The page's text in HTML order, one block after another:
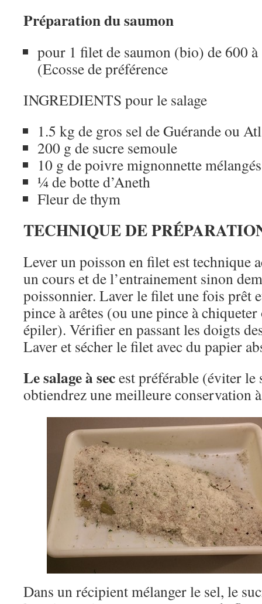
Préparation du saumon
pour 1 filet de saumon (bio) de 600
(Ecosse de préférence
INGREDIENTS pour le salage
1.5 kg de gros sel de Guérande ou
200 g de sucre semoule
10 g de poivre mignonnette mélangés
¼ de botte d’Aneth
Fleur de thym
TECHNIQUE DE
Lever un poisson en filet est technique
un cours et de l’entrainement sinon
poissonnier. Laver le filet une fois prêt
pince à arêtes (ou une pince à
épiler). Vérifier en passant les doigts
Laver et sécher le filet avec du papier
Le salage à secest préférable (éviter le
obtiendrez une meilleure conservation
Dans un récipient mélanger le sel, le